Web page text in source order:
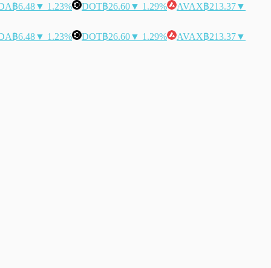
฿6.48▼ 1.23% DOT฿26.60▼ 1.29% AVAX฿213.37▼
฿6.48▼ 1.23% DOT฿26.60▼ 1.29% AVAX฿213.37▼